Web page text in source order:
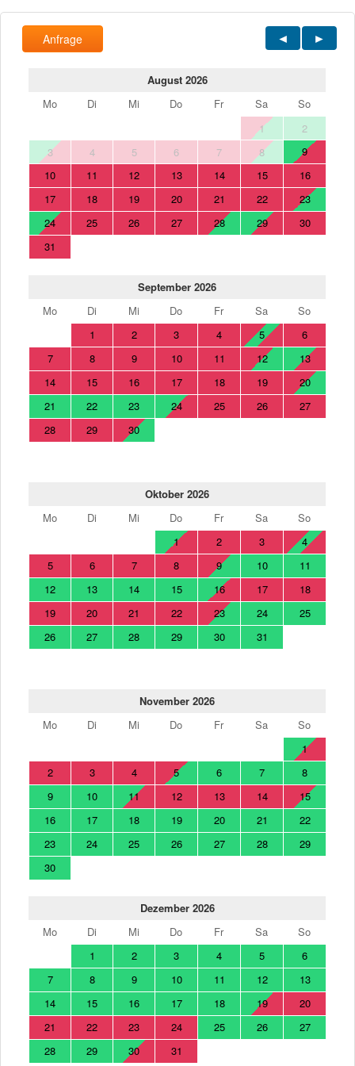
Anfrage
August 2026
Mo
Di Mi Do Fr Sa
So
1
2
3
4 5 6 7 8
9
10
11 12 13 14 15
16
17
18 19 20 21 22
23
24
25 26 27 28 29
30
31
September 2026
Mo
Di Mi Do Fr Sa
So
1
2 3 4 5
6
7
8 9 10 11 12
13
14
15 16 17 18 19
20
21
22 23 24 25 26
27
28
29 30
Oktober 2026
Mo
Di Mi Do Fr Sa
So
1
2 3
4
5
6 7 8 9 10
11
12
13 14 15 16 17
18
19
20 21 22 23 24
25
26
27 28 29 30 31
November 2026
Mo
Di Mi Do Fr Sa
So
1
2
3 4 5 6 7
8
9
10 11 12 13 14
15
16
17 18 19 20 21
22
23
24 25 26 27 28
29
30
Dezember 2026
Mo
Di Mi Do Fr Sa
So
1
2 3 4 5
6
7
8 9 10 11 12
13
14
15 16 17 18 19
20
21
22 23 24 25 26
27
28
29 30 31